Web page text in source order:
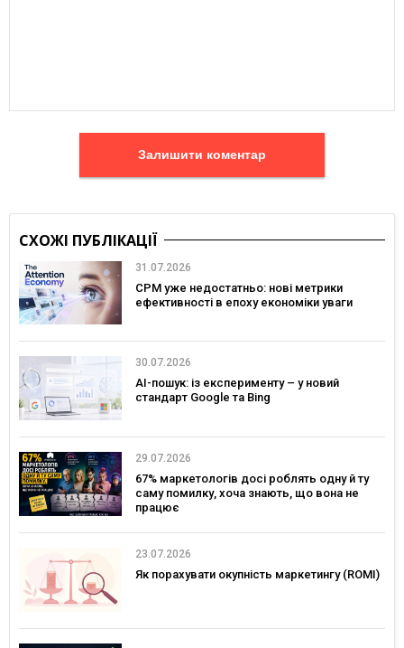
Залишити коментар
СХОЖІ ПУБЛІКАЦІЇ
31.07.2026
CPM уже недостатньо: нові метрики
ефективності в епоху економіки уваги
30.07.2026
AI-пошук: із експерименту – у новий
стандарт Google та Bing
29.07.2026
67% маркетологів досі роблять одну й ту
саму помилку, хоча знають, що вона не
працює
23.07.2026
Як порахувати окупність маркетингу (ROMI)